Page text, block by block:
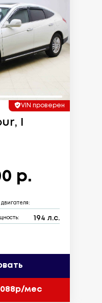
VIN проверен
I
р.
двигателя:
194 л.с.
088р/мес